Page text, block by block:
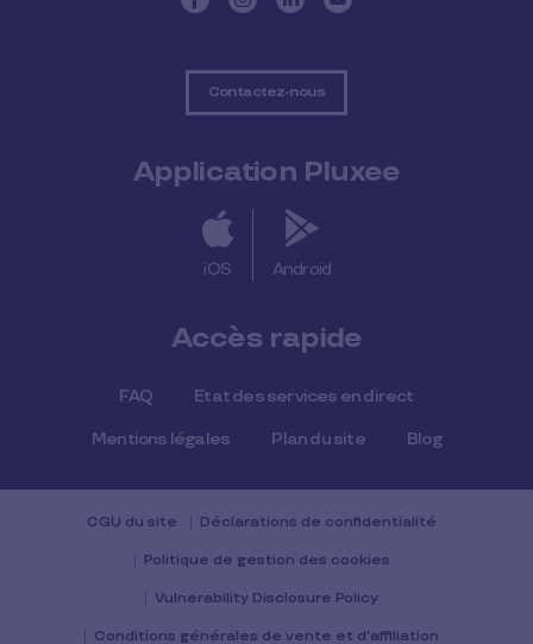
Contactez-nous
Application Pluxee
iOS Android
Accès rapide
FAQ Etat des services en direct
Mentions légales Plan du site Blog
CGU du site Déclarations de confidentialité
Politique de gestion des cookies
Vulnerability Disclosure Policy
Conditions générales de vente et d'affiliation